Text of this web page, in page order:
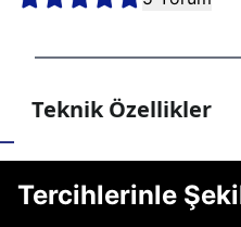
Teknik Özellikler
Tercihlerinle